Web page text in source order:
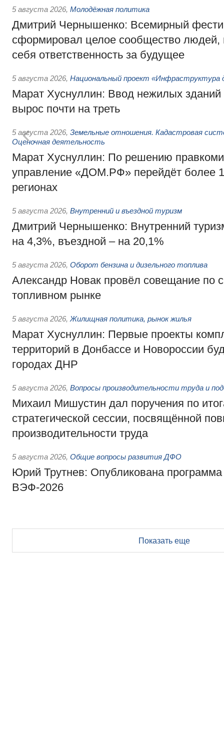
5 августа 2026, Молодёжная политика
Дмитрий Чернышенко: Всемирный
сформировал целое сообщество людей,
себя ответственность за будущее
5 августа 2026, Национальный проект «Инфраструктура
Марат Хуснуллин: Ввод нежилых зданий
вырос почти на треть
5 августа 2026, Земельные отношения. Кадастровая
Оценочная деятельность
Марат Хуснуллин: По решению
управление «ДОМ.РФ» перейдёт более
регионах
5 августа 2026, Внутренний и въездной туризм
Дмитрий Чернышенко: Внутренний
на 4,3%, въездной – на 20,1%
5 августа 2026, Оборот бензина и дизельного топлива
Александр Новак провёл совещание по
топливном рынке
5 августа 2026, Жилищная политика, рынок жилья
Марат Хуснуллин: Первые проекты
территорий в Донбассе и Новороссии
городах ДНР
5 августа 2026, Вопросы производительности труда и
Михаил Мишустин дал поручения по
стратегической сессии, посвящённой
производительности труда
5 августа 2026, Общие вопросы развития ДФО
Юрий Трутнев: Опубликована
ВЭФ-2026
Показать еще